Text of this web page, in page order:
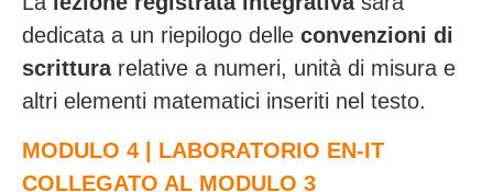
dedicata a un riepilogo delle convenzioni di
scritturarelative a numeri, unità di misura e
altri elementi matematici inseriti nel testo.
MODULO 4 | LABORATORIO EN-IT
COLLEGATO AL MODULO 3